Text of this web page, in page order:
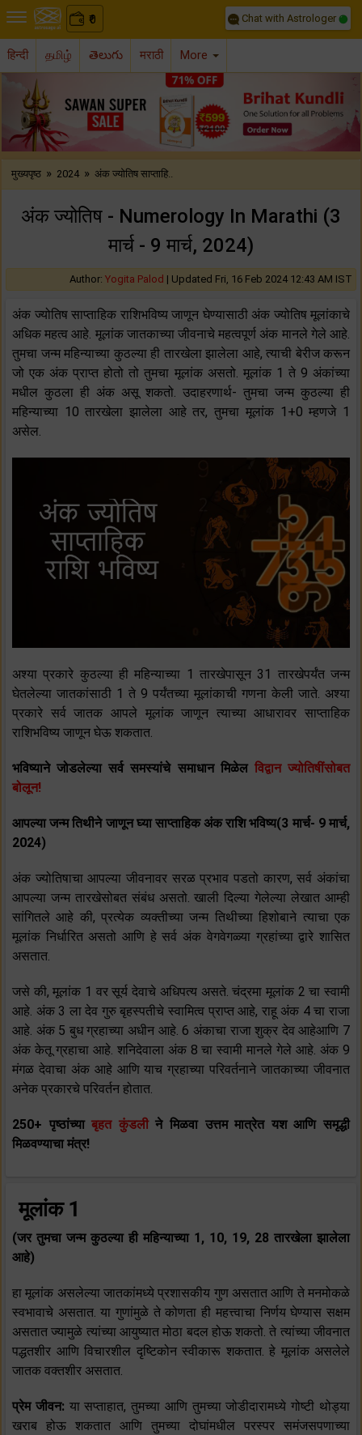
₹
0 Chat with Astrologer
हिन्दी தமிழ் తెలుగు मराठी More
Previous
मुख्यपृष्ठ » 2024 » अंक ज्योतिष साप्ताहि..
अंक ज्योतिष - Numerology In Marathi (3
मार्च - 9 मार्च, 2024)
Author: Yogita Palod | Updated Fri, 16 Feb 2024 12:43 AM IST
अंक ज्योतिष साप्ताहिक राशिभविष्य जाणून घेण्यासाठी अंक ज्योतिष मूलांकाचे
अधिक महत्व आहे. मूलांक जातकाच्या जीवनाचे महत्वपूर्ण अंक मानले गेले आहे.
तुमचा जन्म महिन्याच्या कुठल्या ही तारखेला झालेला आहे, त्याची बेरीज करून
जो एक अंक प्राप्त होतो तो तुमचा मूलांक असतो. मूलांक 1 ते 9 अंकांच्या
मधील कुठला ही अंक असू शकतो. उदाहरणार्थ- तुमचा जन्म कुठल्या ही
महिन्याच्या 10 तारखेला झालेला आहे तर, तुमचा मूलांक 1+0 म्हणजे 1
असेल.
अश्या प्रकारे कुठल्या ही महिन्याच्या 1 तारखेपासून 31 तारखेपर्यंत जन्म
घेतलेल्या जातकांसाठी 1 ते 9 पर्यंतच्या मूलांकाची गणना केली जाते. अश्या
प्रकारे सर्व जातक आपले मूलांक जाणून त्याच्या आधारावर साप्ताहिक
राशिभविष्य जाणून घेऊ शकतात.
भविष्याने जोडलेल्या सर्व समस्यांचे समाधान मिळेल विद्वान ज्योतिषींसोबत
बोलून!
आपल्या जन्म तिथीने जाणून घ्या साप्ताहिक अंक राशि भविष्य(3 मार्च- 9 मार्च,
2024)
अंक ज्योतिषाचा आपल्या जीवनावर सरळ प्रभाव पडतो कारण, सर्व अंकांचा
आपल्या जन्म तारखेसोबत संबंध असतो. खाली दिल्या गेलेल्या लेखात आम्ही
सांगितले आहे की, प्रत्येक व्यक्तीच्या जन्म तिथीच्या हिशोबाने त्याचा एक
मूलांक निर्धारित असतो आणि हे सर्व अंक वेगवेगळ्या ग्रहांच्या द्वारे शासित
असतात.
जसे की, मूलांक 1 वर सूर्य देवाचे अधिपत्य असते. चंद्रमा मूलांक 2 चा स्वामी
आहे. अंक 3 ला देव गुरु बृहस्पतीचे स्वामित्व प्राप्त आहे, राहू अंक 4 चा राजा
आहे. अंक 5 बुध ग्रहाच्या अधीन आहे. 6 अंकाचा राजा शुक्र देव आहेआणि 7
अंक केतू ग्रहाचा आहे. शनिदेवाला अंक 8 चा स्वामी मानले गेले आहे. अंक 9
मंगळ देवाचा अंक आहे आणि याच ग्रहाच्या परिवर्तनाने जातकाच्या जीवनात
अनेक प्रकारचे परिवर्तन होतात.
250+ पृष्ठांच्याबृहत कुंडलीने मिळवा उत्तम मात्रेत यश आणि समृद्धी
मिळवण्याचा मंत्र!
मूलांक 1
(जर तुमचा जन्म कुठल्या ही महिन्याच्या 1, 10, 19, 28 तारखेला झालेला
आहे)
हा मूलांक असलेल्या जातकांमध्ये प्रशासकीय गुण असतात आणि ते मनमोकळे
स्वभावाचे असतात. या गुणांमुळे ते कोणता ही महत्त्वाचा निर्णय घेण्यास सक्षम
असतात ज्यामुळे त्यांच्या आयुष्यात मोठा बदल होऊ शकतो. ते त्यांच्या जीवनात
पद्धतशीर आणि विचारशील दृष्टिकोन स्वीकारू शकतात. हे मूलांक असलेले
जातक वक्तशीर असतात.
प्रेम जीवन: या सप्ताहात, तुमच्या आणि तुमच्या जोडीदारामध्ये गोष्टी थोड्या
खराब होऊ शकतात आणि तुमच्या दोघांमधील परस्पर समंजसपणाच्या